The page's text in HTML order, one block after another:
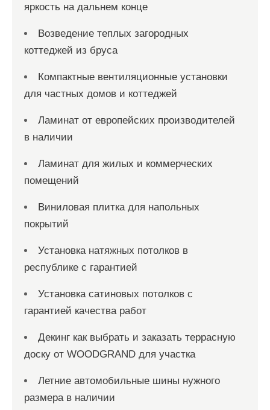
яркость на дальнем конце
Возведение теплых загородных
коттеджей из бруса
Компактные вентиляционные установки
для частных домов и коттеджей
Ламинат от европейских производителей
в наличии
Ламинат для жилых и коммерческих
помещений
Виниловая плитка для напольных
покрытий
Установка натяжных потолков в
республике с гарантией
Установка сатиновых потолков с
гарантией качества работ
Декинг как выбрать и заказать террасную
доску от WOODGRAND для участка
Летние автомобильные шины нужного
размера в наличии